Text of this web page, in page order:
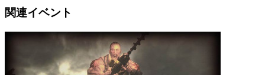
関連イベント